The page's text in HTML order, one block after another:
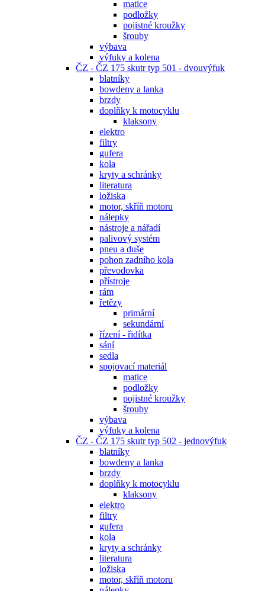
matice
podložky
pojistné kroužky
šrouby
výbava
výfuky a kolena
ČZ - ČZ 175 skutr typ 501 - dvouvýfuk
blatníky
bowdeny a lanka
brzdy
doplňky k motocyklu
klaksony
elektro
filtry
gufera
kola
kryty a schránky
literatura
ložiska
motor, skříň motoru
nálepky
nástroje a nářadí
palivový systém
pneu a duše
pohon zadního kola
převodovka
přístroje
rám
řetězy
primární
sekundární
řízení - řidítka
sání
sedla
spojovací materiál
matice
podložky
pojistné kroužky
šrouby
výbava
výfuky a kolena
ČZ - ČZ 175 skutr typ 502 - jednovýfuk
blatníky
bowdeny a lanka
brzdy
doplňky k motocyklu
klaksony
elektro
filtry
gufera
kola
kryty a schránky
literatura
ložiska
motor, skříň motoru